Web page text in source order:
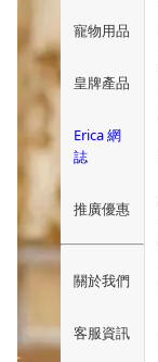
寵物用品
皇牌產品
Erica 網
誌
推廣優惠
關於我們
客服資訊